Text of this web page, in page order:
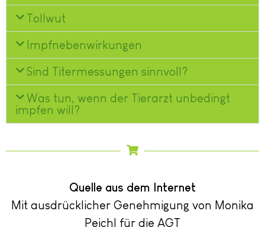
Tollwut
Impfnebenwirkungen
Sind Titermessungen sinnvoll?
Was tun, wenn der Tierarzt unbedingt
impfen will?
Quelle aus dem Internet
Mit ausdrücklicher Genehmigung von Monika
Peichl für die AGT